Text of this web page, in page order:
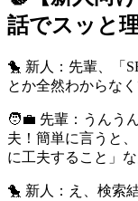
話でスッと
🐤 新人：先輩、「
とか全然わからな
🧑‍💼 先輩：うんう
夫！簡単に言うと
に工夫すること」な
🐤 新人：え、検索